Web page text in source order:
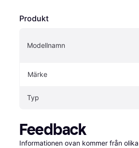
Produkt
Modellnamn
Märke
Typ
Feedback
Informationen ovan kommer från